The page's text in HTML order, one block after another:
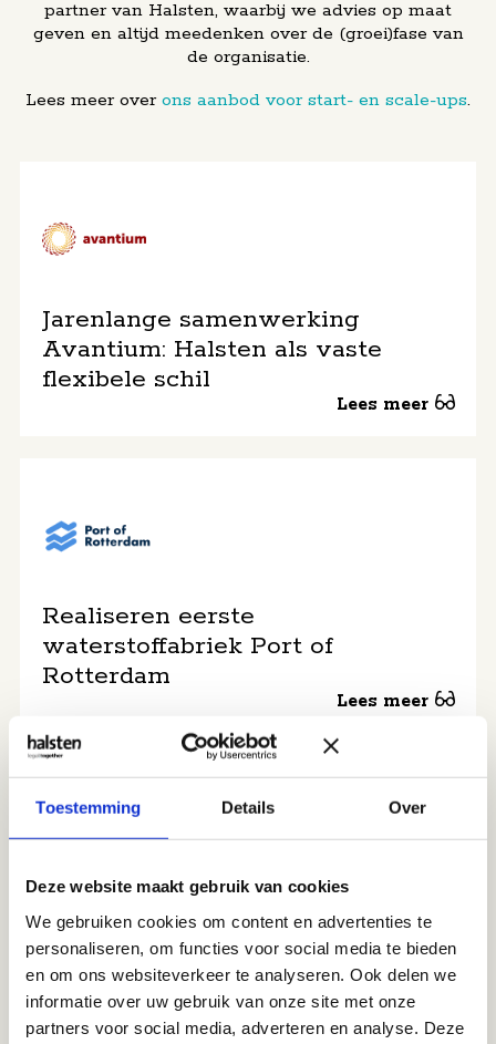
Toestemming Details Over
Deze website maakt gebruik van cookies
We gebruiken cookies om content en advertenties te
personaliseren, om functies voor social media te bieden
en om ons websiteverkeer te analyseren. Ook delen we
informatie over uw gebruik van onze site met onze
partners voor social media, adverteren en analyse. Deze
partner van Halsten, waarbij we advies op maat
geven en altijd meedenken over de (groei)fase van
de organisatie.
Lees meer overons aanbod voor start- en scale-ups.
Jarenlange samenwerking
Avantium: Halsten als vaste
flexibele schil
Lees meer
Realiseren eerste
waterstoffabriek Port of
Rotterdam
Lees meer
Vaste waarde voor ASML
Lees meer